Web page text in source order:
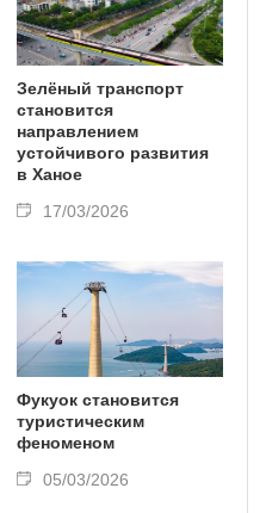
Зелёный транспорт
становится
направлением
устойчивого развития
в Ханое
17/03/2026
Фукуок становится
туристическим
феноменом
05/03/2026